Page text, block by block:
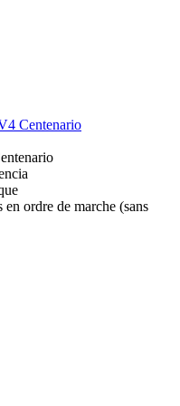
Centenario
en ordre de marche (sans